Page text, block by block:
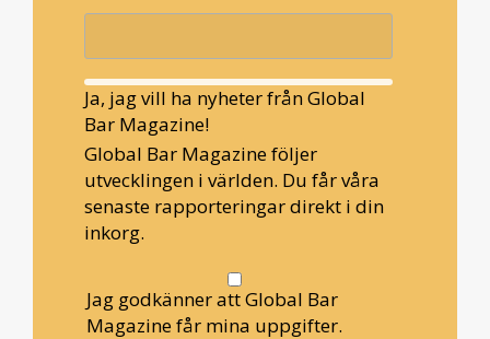
Ja, jag vill ha nyheter från Global
Bar Magazine!
Global Bar Magazine följer
utvecklingen i världen. Du får våra
senaste rapporteringar direkt i din
inkorg.
Jag godkänner att Global Bar
Magazine får mina uppgifter.